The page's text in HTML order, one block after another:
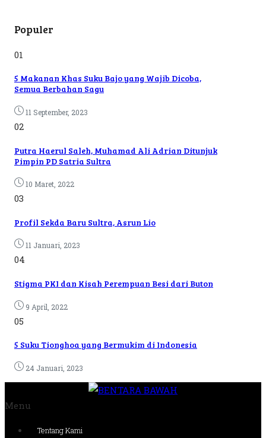
Populer
01
5 Makanan Khas Suku Bajo yang Wajib Dicoba,
Semua Berbahan Sagu
11 September, 2023
02
Putra Haerul Saleh, Muhamad Ali Adrian Ditunjuk
Pimpin PD Satria Sultra
10 Maret, 2022
03
Profil Sekda Baru Sultra, Asrun Lio
11 Januari, 2023
04
Stigma PKI dan Kisah Perempuan Besi dari Buton
9 April, 2022
05
5 Suku Tionghoa yang Bermukim di Indonesia
24 Januari, 2023
Menu
Tentang Kami